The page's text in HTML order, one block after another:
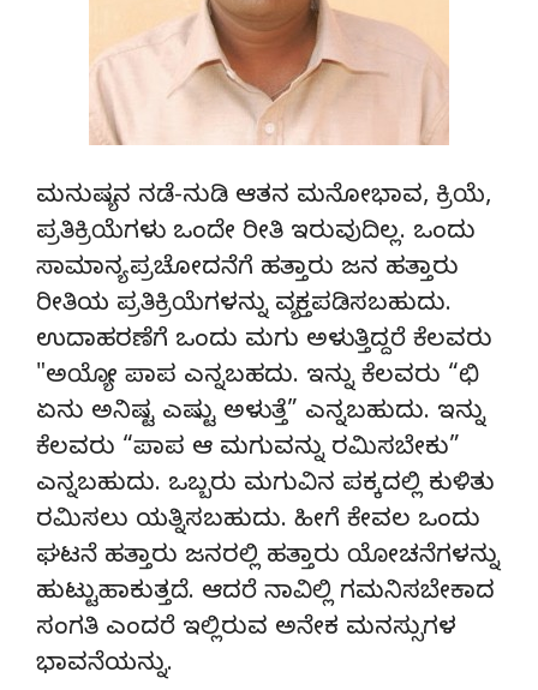
ಮನುಷ್ಯನ ನಡೆ-ನುಡಿ ಆತನ ಮನೋಭಾವ, ಕ್ರಿಯೆ,
ಪ್ರತಿಕ್ರಿಯೆಗಳು ಒಂದೇ ರೀತಿ ಇರುವುದಿಲ್ಲ. ಒಂದು
ಸಾಮಾನ್ಯ ಪ್ರಚೋದನೆಗೆ ಹತ್ತಾರು ಜನ ಹತ್ತಾರು
ರೀತಿಯ ಪ್ರತಿಕ್ರಿಯೆಗಳನ್ನು ವ್ಯಕ್ತಪಡಿಸಬಹುದು.
ಉದಾಹರಣೆಗೆ ಒಂದು ಮಗು ಅಳುತ್ತಿದ್ದರೆ ಕೆಲವರು
"ಅಯ್ಯೋ ಪಾಪ ಎನ್ನಬಹದು. ಇನ್ನು ಕೆಲವರು “ಛಿ
ಏನು ಅನಿಷ್ಟ ಎಷ್ಟು ಅಳುತ್ತೆ” ಎನ್ನಬಹುದು. ಇನ್ನು
ಕೆಲವರು “ಪಾಪ ಆ ಮಗುವನ್ನು ರಮಿಸಬೇಕು”
ಎನ್ನಬಹುದು. ಒಬ್ಬರು ಮಗುವಿನ ಪಕ್ಕದಲ್ಲಿ ಕುಳಿತು
ರಮಿಸಲು ಯತ್ನಿಸಬಹುದು. ಹೀಗೆ ಕೇವಲ ಒಂದು
ಘಟನೆ ಹತ್ತಾರು ಜನರಲ್ಲಿ ಹತ್ತಾರು ಯೋಚನೆಗಳನ್ನು
ಹುಟ್ಟುಹಾಕುತ್ತದೆ. ಆದರೆ ನಾವಿಲ್ಲಿ ಗಮನಿಸಬೇಕಾದ
ಸಂಗತಿ ಎಂದರೆ ಇಲ್ಲಿರುವ ಅನೇಕ ಮನಸ್ಸುಗಳ
ಭಾವನೆಯನ್ನು.